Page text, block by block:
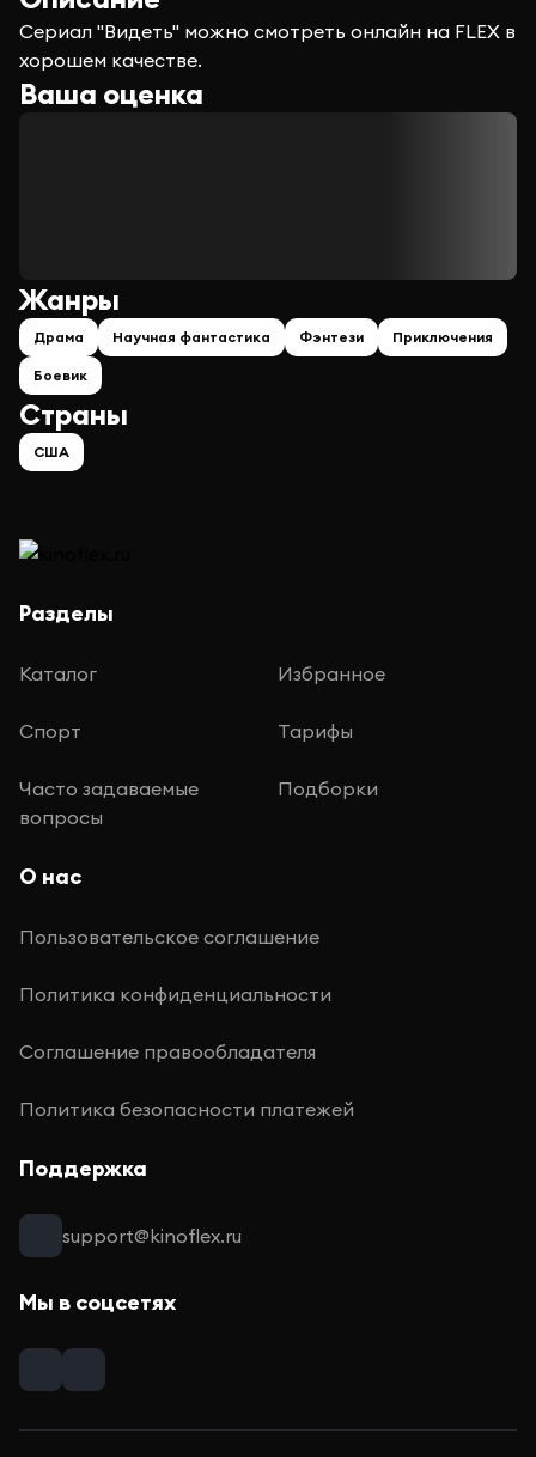
Сериал "Видеть" можно смотреть онлайн на FLEX в
хорошем качестве.
Ваша оценка
Страны
США
Жанры
Драма Научная фантастика Фэнтези Приключения
Боевик
Разделы
Каталог Избранное
Спорт Тарифы
Часто задаваемые
вопросы
Подборки
О нас
Пользовательское соглашение
Политика конфиденциальности
Соглашение правообладателя
Политика безопасности платежей
Поддержка
support@kinoflex.ru
Мы в соцсетях